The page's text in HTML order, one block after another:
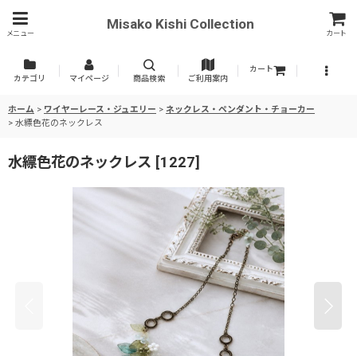
メニュー
Misako Kishi Collection
カート
カテゴリ マイページ 商品検索 ご利用案内
カート
ホーム > ワイヤーレース・ジュエリー > ネックレス・ペンダント・チョーカー
> 水縹色花のネックレス
水縹色花のネックレス [1227]